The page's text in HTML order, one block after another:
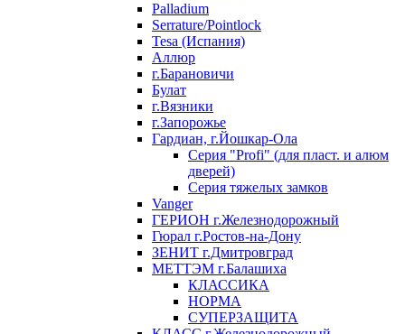
Palladium
Serrature/Pointlock
Tesa (Испания)
Аллюр
г.Барановичи
Булат
г.Вязники
г.Запорожье
Гардиан, г.Йошкар-Ола
Серия "Profi" (для пласт. и алюм
дверей)
Серия тяжелых замков
Vanger
ГЕРИОН г.Железнодорожный
Гюрал г.Ростов-на-Дону
ЗЕНИТ г.Дмитровград
МЕТТЭМ г.Балашиха
КЛАССИКА
НОРМА
СУПЕРЗАЩИТА